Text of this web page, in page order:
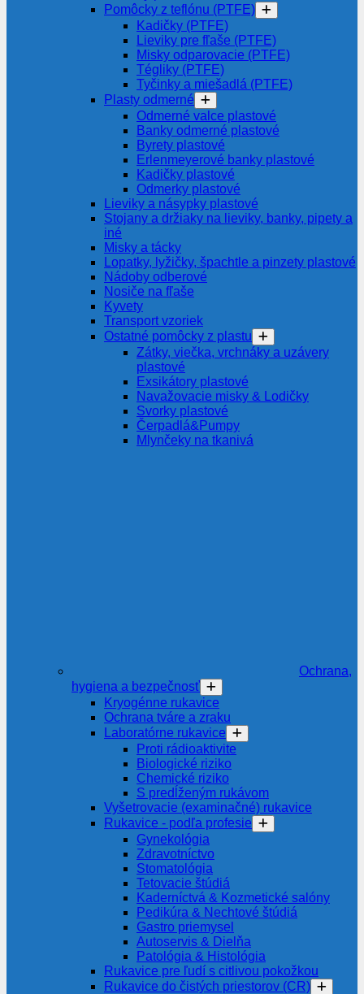
Pomôcky z teflónu (PTFE)
Kadičky (PTFE)
Lieviky pre fľaše (PTFE)
Misky odparovacie (PTFE)
Tégliky (PTFE)
Tyčinky a miešadlá (PTFE)
Plasty odmerné
Odmerné valce plastové
Banky odmerné plastové
Byrety plastové
Erlenmeyerové banky plastové
Kadičky plastové
Odmerky plastové
Lieviky a násypky plastové
Stojany a držiaky na lieviky, banky, pipety a
iné
Misky a tácky
Lopatky, lyžičky, špachtle a pinzety plastové
Nádoby odberové
Nosiče na fľaše
Kyvety
Transport vzoriek
Ostatné pomôcky z plastu
Zátky, viečka, vrchnáky a uzávery
plastové
Exsikátory plastové
Navažovacie misky & Lodičky
Svorky plastové
Čerpadlá&Pumpy
Mlynčeky na tkanivá
Ochrana,
hygiena a bezpečnosť
Kryogénne rukavice
Ochrana tváre a zraku
Laboratórne rukavice
Proti rádioaktivite
Biologické riziko
Chemické riziko
S predĺženým rukávom
Vyšetrovacie (examinačné) rukavice
Rukavice - podľa profesie
Gynekológia
Zdravotníctvo
Stomatológia
Tetovacie štúdiá
Kaderníctvá & Kozmetické salóny
Pedikúra & Nechtové štúdiá
Gastro priemysel
Autoservis & Dielňa
Patológia & Histológia
Rukavice pre ľudí s citlivou pokožkou
Rukavice do čistých priestorov (CR)